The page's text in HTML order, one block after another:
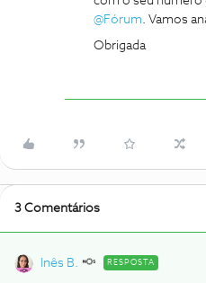
@Fórum. Vamos
Obrigada
3 Comentários
Inês B. RESPOSTA